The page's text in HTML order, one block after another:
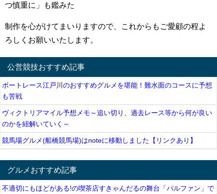
つ慎重に」も鑑みた
制作を心がけてまいりますので、これからもご愛顧の程よ
ろしくお願いいたします。
公営競技おすすめ記事
ボートレース江戸川のおすすめグルメを堪能！難水面のコースに予想
も苦戦
ヴィクトリアマイル予想メモ～追い切り、過去レース等から何が良い
のかを紐解いていく～
競馬場グルメ(船橋競馬場)はnoteに移動しました【リンクあり】
グルメおすすめ記事
不適切にもほどがある!の喫茶店すきゃんだるの舞台「パルファン」で